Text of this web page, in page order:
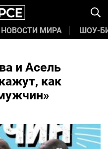
НОВОСТИ МИРА ШОУ-
и Асель
как